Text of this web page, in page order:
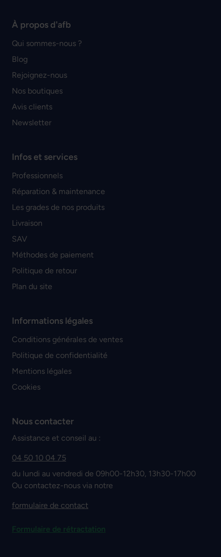
À propos d'afb
Qui sommes-nous ?
Blog
Rejoignez-nous
Nos boutiques
Avis clients
Newsletter
Infos et services
Professionnels
Réparation & maintenance
Les grades de nos produits
Livraison
SAV
Méthodes de paiement
Politique de retour
Plan du site
Informations légales
Conditions générales de ventes
Politique de confidentialité
Mentions légales
Cookies
Nous contacter
Assistance et conseil au :
04 50 10 04 75
du lundi au vendredi de 09h00-12h30, 13h30-17h00
Ou contactez-nous via notre
formulaire de contact
Formulaire de rétractation